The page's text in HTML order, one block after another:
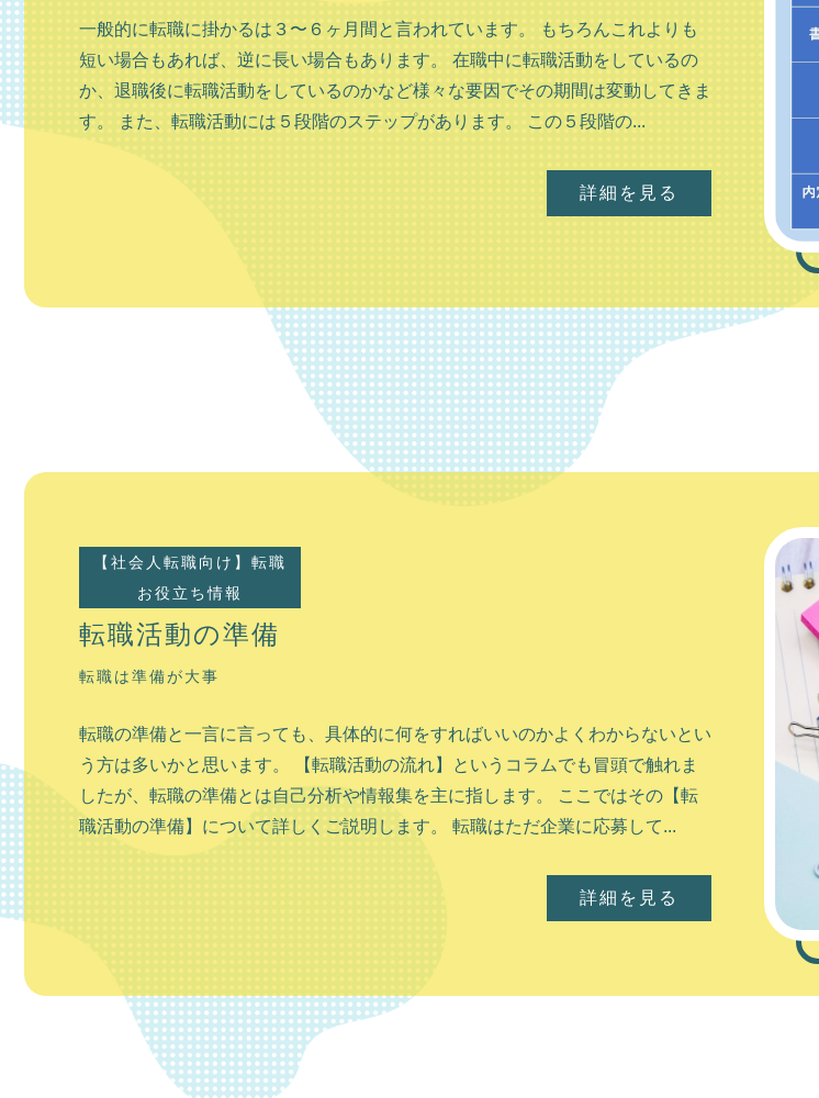
一般的に転職に掛かるは３〜６ヶ月間と言われています。 もちろんこれよりも
短い場合もあれば、逆に長い場合もあります。 在職中に転職活動をしているの
か、退職後に転職活動をしているのかなど様々な要因でその期間は変動してきま
す。 また、転職活動には５段階のステップがあります。 この５段階の...
詳細を見る
【社会人転職向け】転職
お役立ち情報
転職活動の準備
転職は準備が大事
転職の準備と一言に言っても、具体的に何をすればいいのかよくわからないとい
う方は多いかと思います。 【転職活動の流れ】というコラムでも冒頭で触れま
したが、転職の準備とは自己分析や情報集を主に指します。 ここではその【転
職活動の準備】について詳しくご説明します。 転職はただ企業に応募して...
詳細を見る